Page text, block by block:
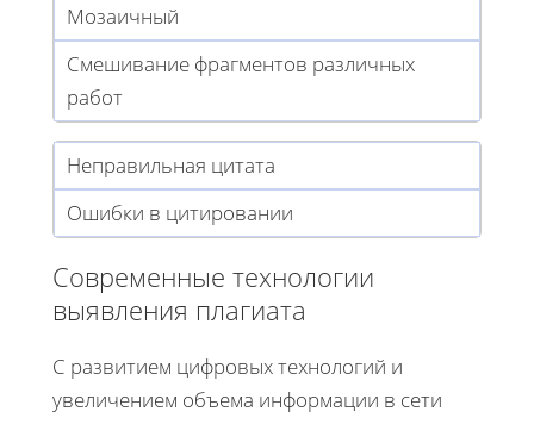
Мозаичный
Смешивание фрагментов различных
работ
Неправильная цитата
Ошибки в цитировании
Современные технологии
выявления плагиата
С развитием цифровых технологий и
увеличением объема информации в сети